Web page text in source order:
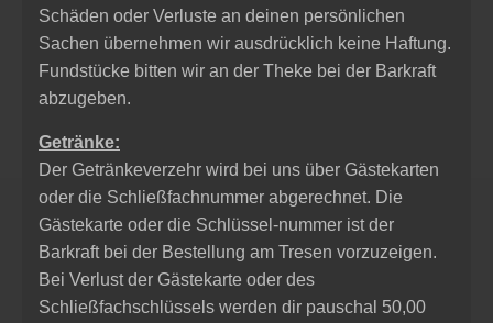
Schäden oder Verluste an deinen persönlichen
Sachen übernehmen wir ausdrücklich keine Haftung.
Fundstücke bitten wir an der Theke bei der Barkraft
abzugeben.
Getränke:
Der Getränkeverzehr wird bei uns über Gästekarten
oder die Schließfachnummer abgerechnet. Die
Gästekarte oder die Schlüssel-nummer ist der
Barkraft bei der Bestellung am Tresen vorzuzeigen.
Bei Verlust der Gästekarte oder des
Schließfachschlüssels werden dir pauschal 50,00